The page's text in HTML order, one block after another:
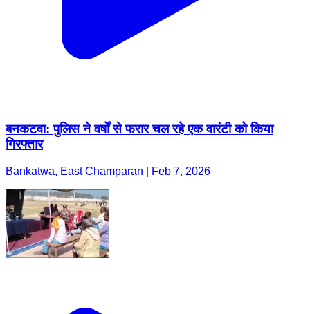
बनकटवा: पुलिस ने वर्षों से फरार चल रहे एक वारंटी को किया
गिरफ्तार
Bankatwa, East Champaran | Feb 7, 2026